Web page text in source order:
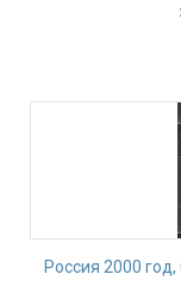
Россия 2000